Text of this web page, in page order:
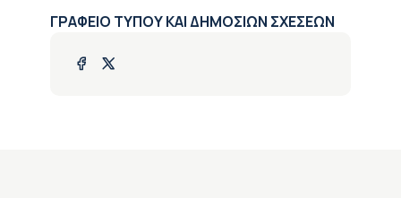
ΓΡΑΦΕΙΟ ΤΥΠΟΥ ΚΑΙ ΔΗΜΟΣΙΩΝ ΣΧΕΣΕΩΝ